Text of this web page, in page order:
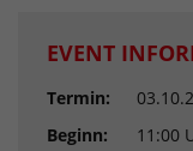
EVENT
Termin:
Beginn:
11:00